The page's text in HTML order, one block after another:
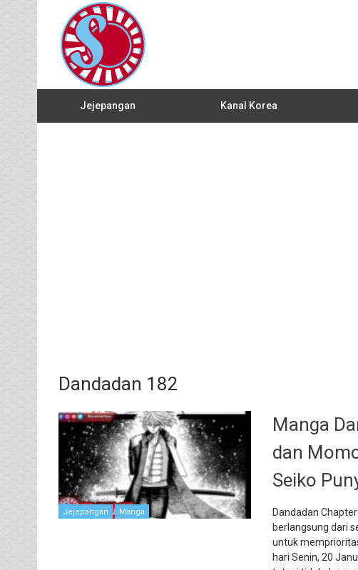
Jejepangan Kanal Korea
Dandadan 182
Jejepangan Manga
Manga
dan
Seiko
Dandadan
berlangsung dari
untuk
hari Senin, 20